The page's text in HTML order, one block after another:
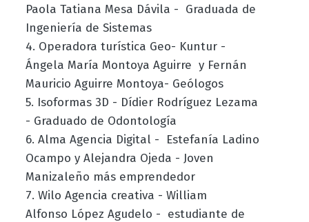
Paola Tatiana Mesa Dávila - Graduada de
Ingeniería de Sistemas
4. Operadora turística Geo- Kuntur -
Ángela María Montoya Aguirre y Fernán
Mauricio Aguirre Montoya- Geólogos
5. Isoformas 3D - Dídier Rodríguez Lezama
- Graduado de Odontología
6. Alma Agencia Digital - Estefanía Ladino
Ocampo y Alejandra Ojeda - Joven
Manizaleño más emprendedor
7. Wilo Agencia creativa - William
Alfonso López Agudelo - estudiante de